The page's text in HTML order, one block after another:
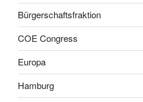
Bürgerschaftsfraktion
COE Congress
Europa
Hamburg